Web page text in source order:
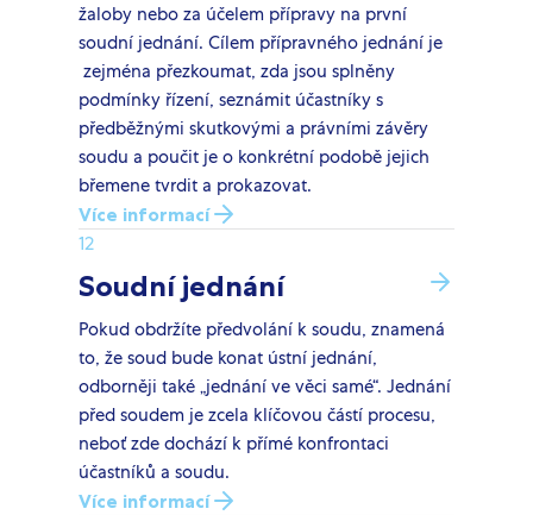
žaloby nebo za účelem přípravy na první
soudní jednání. Cílem přípravného jednání je
zejména přezkoumat, zda jsou splněny
podmínky řízení, seznámit účastníky s
předběžnými skutkovými a právními závěry
soudu a poučit je o konkrétní podobě jejich
břemene tvrdit a prokazovat.
Více informací
12
Soudní jednání
Pokud obdržíte předvolání k soudu, znamená
to, že soud bude konat ústní jednání,
odborněji také „jednání ve věci samé“. Jednání
před soudem je zcela klíčovou částí procesu,
neboť zde dochází k přímé konfrontaci
účastníků a soudu.
Více informací